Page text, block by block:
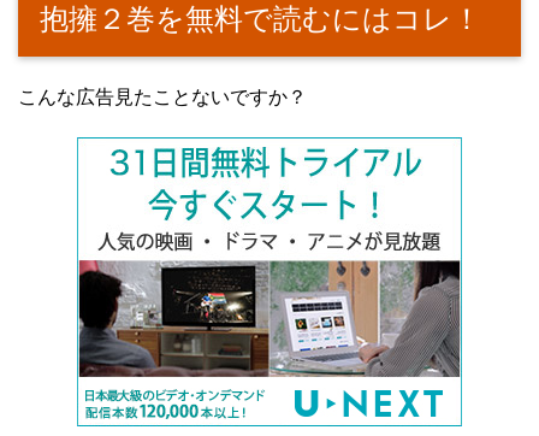
抱擁２巻を無料で読むにはコレ！
こんな広告見たことないですか？